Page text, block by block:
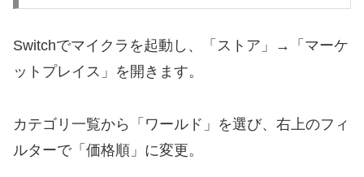
Switchでマイクラを起動し、「ストア」→「マーケ
ットプレイス」を開きます。
カテゴリ一覧から「ワールド」を選び、右上のフィ
ルターで「価格順」に変更。